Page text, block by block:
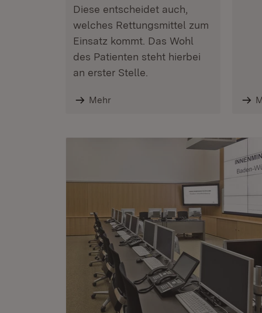
Diese entscheidet auch,
welches Rettungsmittel zum
Einsatz kommt. Das Wohl
des Patienten steht hierbei
an erster Stelle.
Mehr